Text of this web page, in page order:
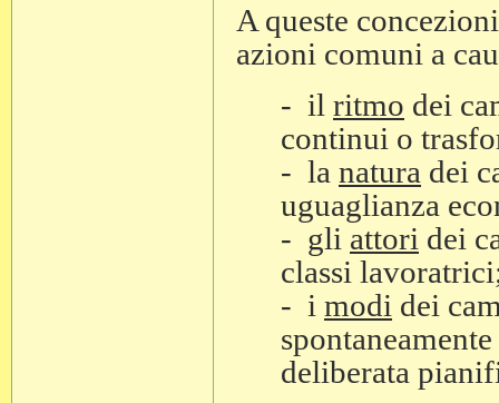
A queste
azioni comuni a
- il ritmo dei
continui o
- la natura dei
uguaglianza
- gli attori dei
classi
- i modi dei
deliberata